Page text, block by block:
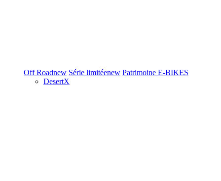
Off Roadnew Série limitéenew Patrimoine E-BIKES
DesertX